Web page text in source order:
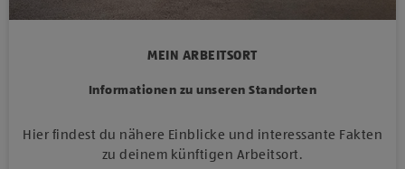
MEIN ARBEITSORT
Informationen zu unseren Standorten
Hier findest du nähere Einblicke und interessante Fakten
zu deinem künftigen Arbeitsort.